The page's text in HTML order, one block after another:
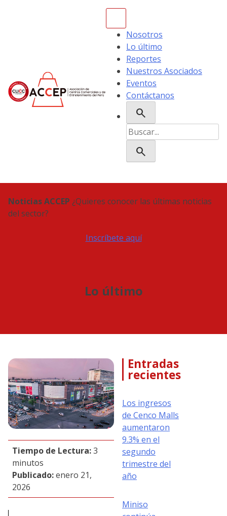
Nosotros
Lo último
Reportes
Nuestros Asociados
Eventos
Contáctanos
search
Buscar:
search
Noticias ACCEP ¿Quieres conocer las últimas noticias
del sector?
Inscríbete aquí
Lo último
Tiempo de Lectura:3
minutos
Publicado:enero 21,
2026
Entradas
recientes
Los ingresos
de Cenco Malls
aumentaron
9.3% en el
segundo
trimestre del
año
Miniso